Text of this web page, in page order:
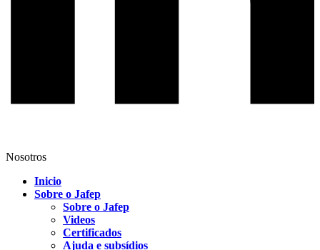
Nosotros
Inicio
Sobre o Jafep
Sobre o Jafep
Videos
Certificados
Ajuda e subsídios